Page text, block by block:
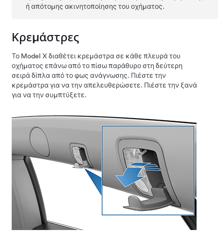
ή απότομης ακινητοποίησης του οχήματος.
Κρεμάστρες
Το Model X διαθέτει κρεμάστρα σε κάθε πλευρά του
οχήματος επάνω από το πίσω παράθυρο στη δεύτερη
σειρά δίπλα από το φως ανάγνωσης. Πιέστε την
κρεμάστρα για να την απελευθερώσετε. Πιέστε την ξανά
για να την συμπτύξετε.